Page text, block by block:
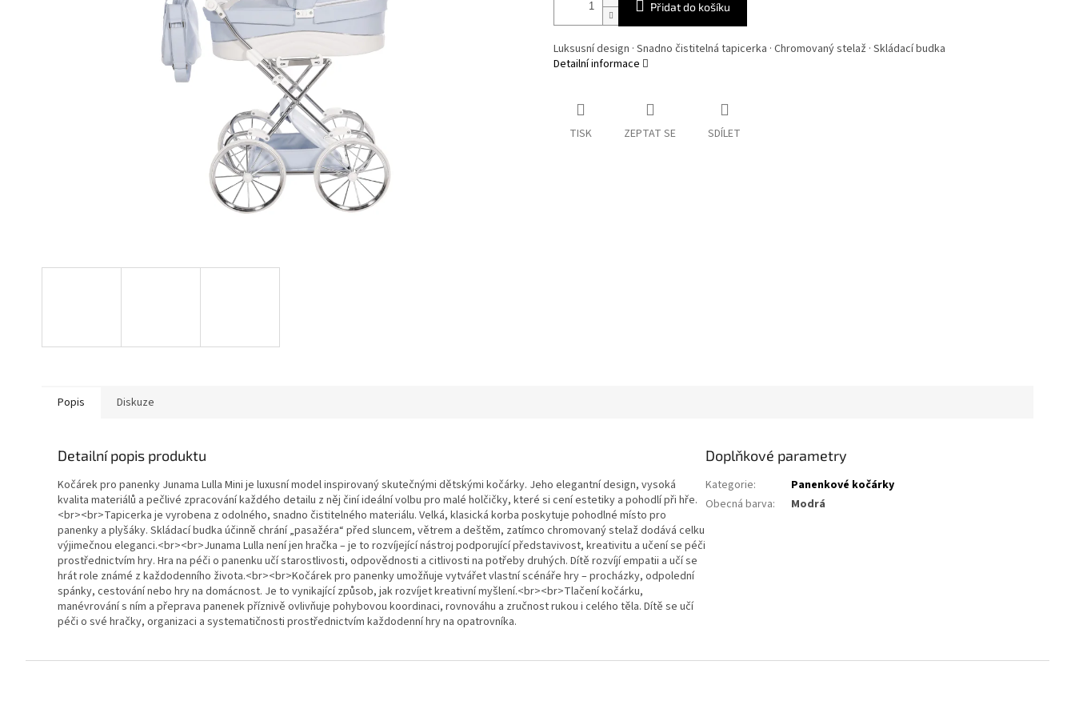
Přidat do košíku
Luksusní design · Snadno čistitelná tapicerka · Chromovaný stelaž · Skládací budka
Detailní informace
TISK ZEPTAT SE SDÍLET
Popis Diskuze
Detailní popis produktu
Kočárek pro panenky Junama Lulla Mini je luxusní model inspirovaný skutečnými dětskými kočárky. Jeho elegantní design, vysoká
kvalita materiálů a pečlivé zpracování každého detailu z něj činí ideální volbu pro malé holčičky, které si cení estetiky a pohodlí při hře.
<br><br>Tapicerka je vyrobena z odolného, snadno čistitelného materiálu. Velká, klasická korba poskytuje pohodlné místo pro
panenky a plyšáky. Skládací budka účinně chrání „pasažéra“ před sluncem, větrem a deštěm, zatímco chromovaný stelaž dodává celku
výjimečnou eleganci.<br><br>Junama Lulla není jen hračka – je to rozvíjející nástroj podporující představivost, kreativitu a učení se péči
prostřednictvím hry. Hra na péči o panenku učí starostlivosti, odpovědnosti a citlivosti na potřeby druhých. Dítě rozvíjí empatii a učí se
hrát role známé z každodenního života.<br><br>Kočárek pro panenky umožňuje vytvářet vlastní scénáře hry – procházky, odpolední
spánky, cestování nebo hry na domácnost. Je to vynikající způsob, jak rozvíjet kreativní myšlení.<br><br>Tlačení kočárku,
manévrování s ním a přeprava panenek příznivě ovlivňuje pohybovou koordinaci, rovnováhu a zručnost rukou i celého těla. Dítě se učí
péči o své hračky, organizaci a systematičnosti prostřednictvím každodenní hry na opatrovníka.
Doplňkové parametry
Kategorie:
Panenkové kočárky
Obecná barva: Modrá